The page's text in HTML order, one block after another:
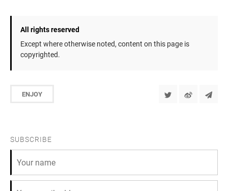
All rights reserved
Except where otherwise noted, content on this page is
copyrighted.
ENJOY
SUBSCRIBE